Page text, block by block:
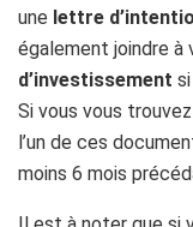
une lettre
également joindre à
d’investissement
Si vous vous
l’un de ces
moins 6 mois